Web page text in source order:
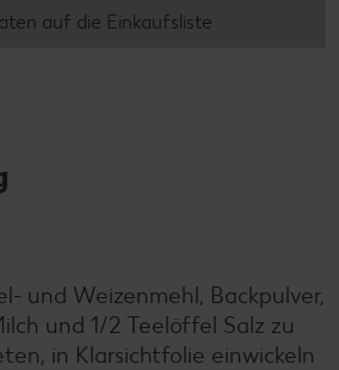
auf die Einkaufsliste
und Weizenmehl, Backpulver,
und 1/2 Teelöffel Salz zu
in Klarsichtfolie einwickeln